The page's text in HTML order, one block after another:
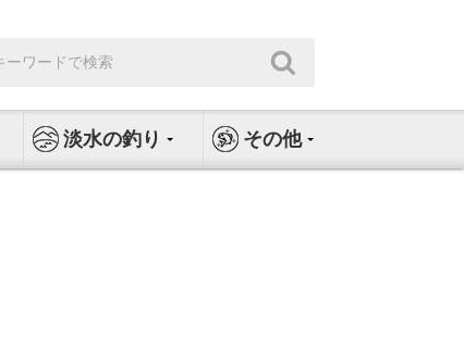
淡水の釣り その他